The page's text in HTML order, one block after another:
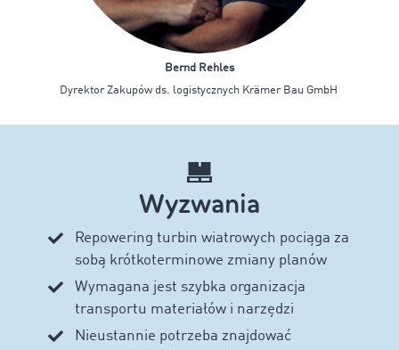
Bernd Rehles
Dyrektor Zakupów ds. logistycznych Krämer Bau GmbH
Wyzwania
Repowering turbin wiatrowych pociąga za
sobą krótkoterminowe zmiany planów
Wymagana jest szybka organizacja
transportu materiałów i narzędzi
Nieustannie potrzeba znajdować